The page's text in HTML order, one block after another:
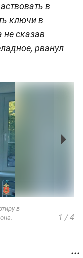
в
ключи в
не сказав
рванул
в
1 /4